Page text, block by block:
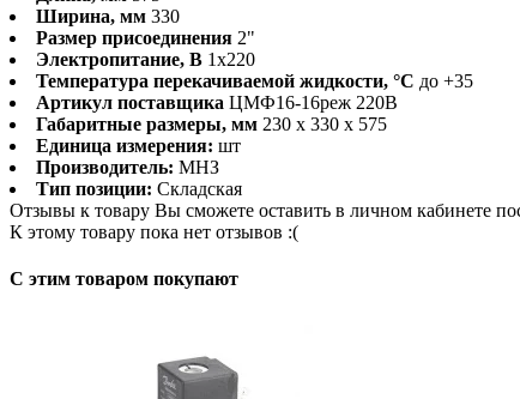
Ширина, мм 330
Размер присоединения 2"
Электропитание, В 1х220
Температура перекачиваемой жидкости, °С до +35
Артикул поставщика ЦМФ16-16реж 220В
Габаритные размеры, мм 230 x 330 x 575
Единица измерения: шт
Производитель: МНЗ
Тип позиции: Складская
Отзывы к товару Вы сможете оставить в личном кабинете
К этому товару пока нет отзывов :(
C этим товаром покупают